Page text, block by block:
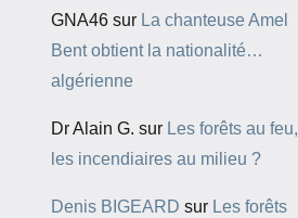
GNA46 sur La chanteuse Amel
Bent obtient la nationalité…
algérienne
Dr Alain G. sur Les forêts au feu,
les incendiaires au milieu ?
Denis BIGEARD sur Les forêts